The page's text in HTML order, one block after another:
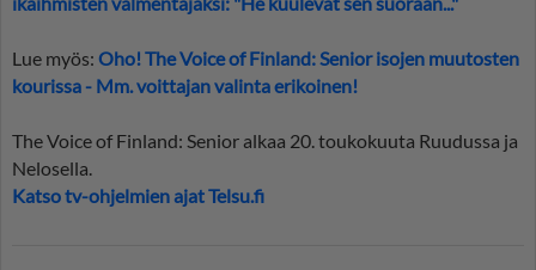
Lue myös: Oho! The Voice of Finland: Senior isojen muutosten
kourissa - Mm. voittajan valinta erikoinen!
The Voice of Finland: Senior alkaa 20. toukokuuta Ruudussa ja
Nelosella.
Katso tv-ohjelmien ajat Telsu.fi